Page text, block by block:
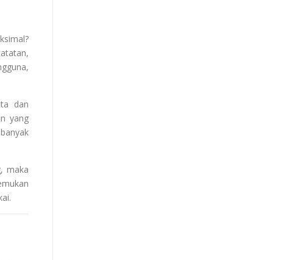
dan
yang
maka